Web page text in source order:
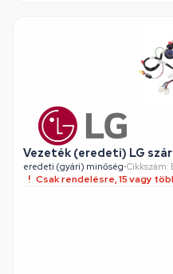
Vezeték (eredeti) LG
eredeti (gyári) minőség•Cikkszám:
Csak rendelésre, 15 vagy